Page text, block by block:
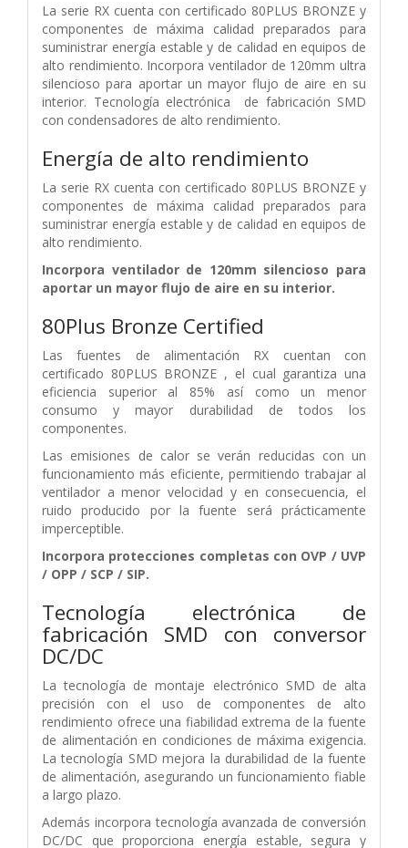
La serie RX cuenta con certificado 80PLUS BRONZE y
componentes de máxima calidad preparados para
suministrar energía estable y de calidad en equipos de
alto rendimiento. Incorpora ventilador de 120mm ultra
silencioso para aportar un mayor flujo de aire en su
interior. Tecnología electrónica de fabricación SMD
con condensadores de alto rendimiento.
Energía de alto rendimiento
La serie RX cuenta con certificado 80PLUS BRONZE y
componentes de máxima calidad preparados para
suministrar energía estable y de calidad en equipos de
alto rendimiento.
Incorpora ventilador de 120mm silencioso para
aportar un mayor flujo de aire en su interior.
80Plus Bronze Certified
Las fuentes de alimentación RX cuentan con
certificado 80PLUS BRONZE , el cual garantiza una
eficiencia superior al 85% así como un menor
consumo y mayor durabilidad de todos los
componentes.
Las emisiones de calor se verán reducidas con un
funcionamiento más eficiente, permitiendo trabajar al
ventilador a menor velocidad y en consecuencia, el
ruido producido por la fuente será prácticamente
imperceptible.
Incorpora protecciones completas con OVP / UVP
/ OPP / SCP / SIP.
Tecnología electrónica de
fabricación SMD con conversor
DC/DC
La tecnología de montaje electrónico SMD de alta
precisión con el uso de componentes de alto
rendimiento ofrece una fiabilidad extrema de la fuente
de alimentación en condiciones de máxima exigencia.
La tecnología SMD mejora la durabilidad de la fuente
de alimentación, asegurando un funcionamiento fiable
a largo plazo.
Además incorpora tecnología avanzada de conversión
DC/DC que proporciona energía estable, segura y